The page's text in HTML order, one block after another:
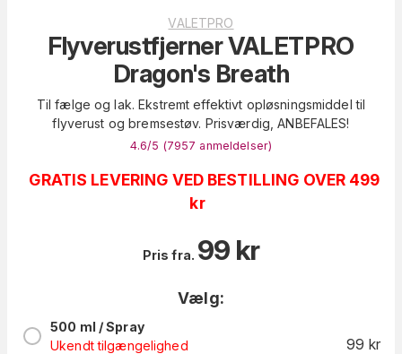
VALETPRO
Flyverustfjerner VALETPRO
Dragon's Breath
Til fælge og lak. Ekstremt effektivt opløsningsmiddel til
flyverust og bremsestøv. Prisværdig, ANBEFALES!
4.6/5 (7957 anmeldelser)
GRATIS LEVERING VED BESTILLING OVER 499
kr
Pris fra. 99 kr
Vælg:
500 ml / Spray
Ukendt tilgængelighed
99 kr